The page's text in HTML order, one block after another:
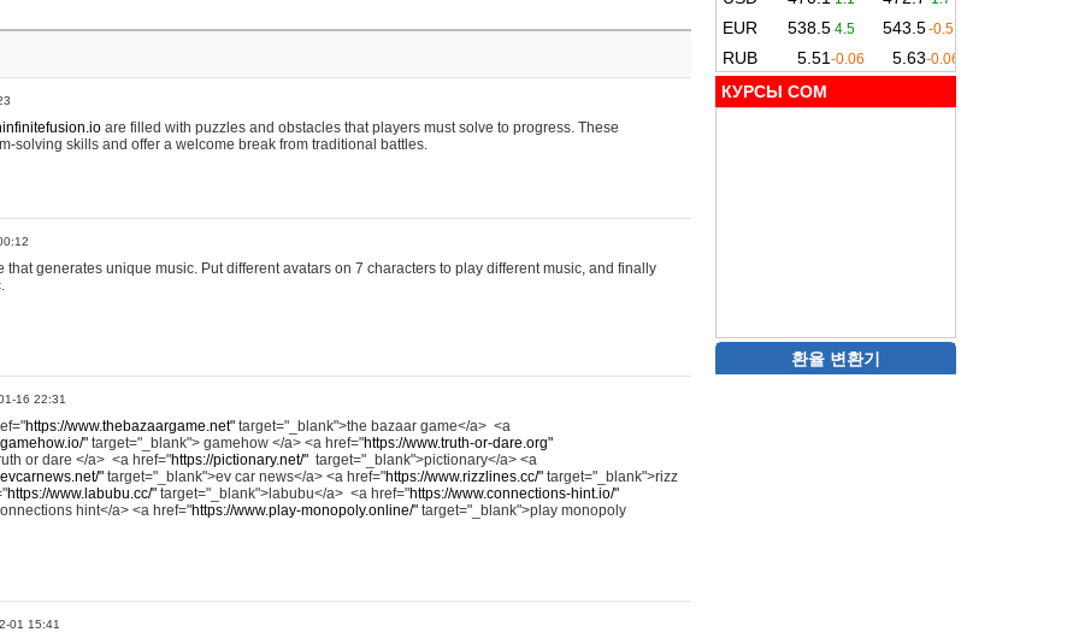
are filled with puzzles and obstacles that players must solve to progress. These
solving skills and offer a welcome break from traditional battles.
that generates unique music. Put different avatars on 7 characters to play different music, and finally
16 22:31
https://www.thebazaargame.net" target="_blank">the bazaar game</a> <a
" target="_blank"> gamehow </a> <a href="https://www.truth-or-dare.org"
or dare </a> <a href="https://pictionary.net/" target="_blank">pictionary</a> <a
" target="_blank">ev car news</a> <a href="https://www.rizzlines.cc/" target="_blank">rizz
https://www.labubu.cc/" target="_blank">labubu</a> <a href="https://www.connections-hint.io/"
hint</a> <a href="https://www.play-monopoly.online/" target="_blank">play monopoly
01 15:41
КУРСЫ COM
환율 변환기